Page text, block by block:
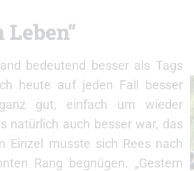
bedeutend besser als Tags
heute auf jeden Fall besser
gut, einfach um wieder
natürlich auch besser war, das
Einzel musste sich Rees nach
Rang begnügen. „Gestern